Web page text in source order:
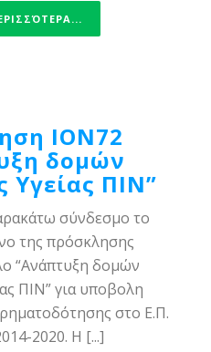
ΙΟΝ72
δομών
Υγείας ΠΙΝ”
σύνδεσμο το
της πρόσκλησης
“Ανάπτυξη δομών
ΠΙΝ” για υποβολη
στο Ε.Π.
2020. Η [...]